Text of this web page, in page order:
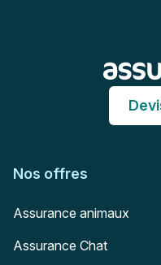
Nos offres
Assurance animaux
Assurance Chat